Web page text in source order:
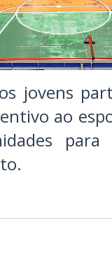
jovens
ao